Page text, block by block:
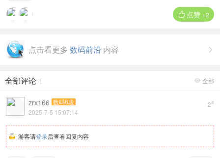
 点赞 +2

点击看更多 数码前沿 内容
 全部
全部评论 1
2#
zrx166 数码6段
2025-7-5 15:07:14
游客请登录后查看回复内容